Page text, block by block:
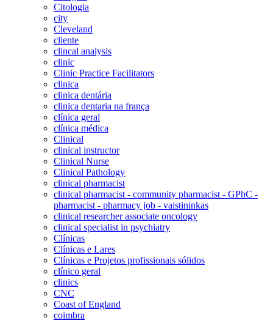
Citologia
city
Cleveland
cliente
clincal analysis
clinic
Clinic Practice Facilitators
clinica
clinica dentária
clinica dentaria na frança
clínica geral
clínica médica
Clinical
clinical instructor
Clinical Nurse
Clinical Pathology
clinical pharmacist
clinical pharmacist - community pharmacist - GPhC -
pharmacist - pharmacy job - vaistininkas
clinical researcher associate oncology
clinical specialist in psychiatry
Clínicas
Clínicas e Lares
Clínicas e Projetos profissionais sólidos
clínico geral
clinics
CNC
Coast of England
coimbra